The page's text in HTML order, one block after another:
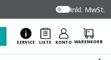
inkl. MwSt.
SERVICE LISTE KONTO WARENKORB